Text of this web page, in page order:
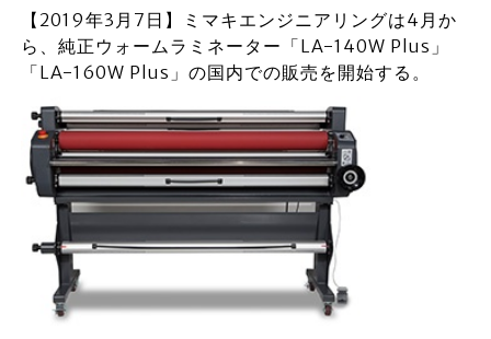
【2019年3月7日】ミマキエンジニアリングは4月か
ら、純正ウォームラミネーター「LA-140W Plus」
「LA-160W Plus」の国内での販売を開始する。